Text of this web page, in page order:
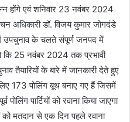
होंगे एवं शनिवार 23 नवंबर 2024
अधिकारी डॉ. विजय कुमार जोगदंडे
में उपचुनाव के चलते संपूर्ण जनपद में
कि 25 नवंबर 2024 तक प्रभावी
तैयारियों के बारे में जानकारी देते हुए
173 पोलिंग बूथ बनाए गए हैं जिसमें
पार्टियों को रवाना किया जाएगा
को मतदान से एक दिन पहले रवाना